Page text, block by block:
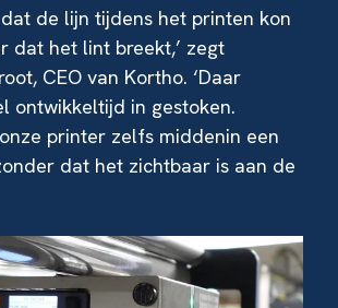
de lijn tijdens het printen kon
dat het lint breekt,’ zegt
CEO van Kortho. ‘Daar
ontwikkeltijd in gestoken.
printer zelfs middenin een
dat het zichtbaar is aan de